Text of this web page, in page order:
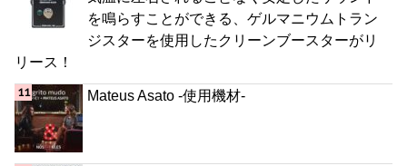
を鳴らすことができる、ゲルマニウムトラン
ジスターを使用したクリーンブースターがリ
リース！
Mateus Asato -使用機材-